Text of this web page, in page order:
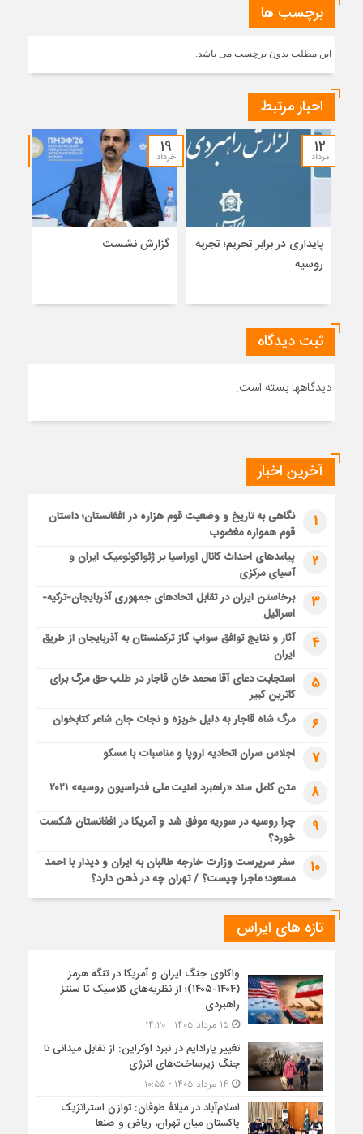
برچسب ها
این مطلب بدون برچسب می باشد.
اخبار مرتبط
۱۲
مرداد
پایداری در برابر تحریم؛ تجربه
روسیه
۱۹
خرداد
گزارش نشست
ثبت دیدگاه
دیدگاهها بسته است.
آخرین اخبار
1
نگاهی به تاریخ و وضعیت قوم هزاره در افغانستان؛ داستان
قوم همواره مغضوب
2
پیامدهای احداث کانال اوراسیا بر ژئواکونومیک ایران و
آسیای مرکزی
3
برخاستن ایران در تقابل اتحادهای جمهوری آذربایجان-ترکیه-
اسرائیل
4
آثار و نتایج توافق سواپ گاز ترکمنستان به آذربایجان از طریق
ایران
5
استجابت دعای آقا محمد خان قاجار در طلب حق مرگ برای
کاترین کبیر
6 مرگ شاه قاجار به دلیل خربزه و نجات جان شاعر کتابخوان
7 اجلاس سران اتحادیه اروپا و مناسبات با مسکو
8 متن کامل سند «راهبرد امنیت ملی فدراسیون روسیه» ۲۰۲۱
9
چرا روسیه در سوریه موفق شد و آمریکا در افغانستان شکست
خورد؟
10
سفر سرپرست وزارت خارجه طالبان به ایران و دیدار با احمد
مسعود؛ ماجرا چیست؟ / تهران چه در ذهن دارد؟
تازه های ایراس
واکاوی جنگ ایران و آمریکا در تنگه هرمز
(۱۴۰۴-۱۴۰۵)؛ از نظریه‌های کلاسیک تا سنتز
راهبردی
۱۵ مرداد ۱۴۰۵ - ۱۴:۲۰
تغییر پارادایم در نبرد اوکراین: از تقابل میدانی تا
جنگ زیرساخت‌های انرژی
اسلام‌آباد در میانۀ طوفان: توازن استراتژیک
پاکستان میان تهران، ریاض و صنعا